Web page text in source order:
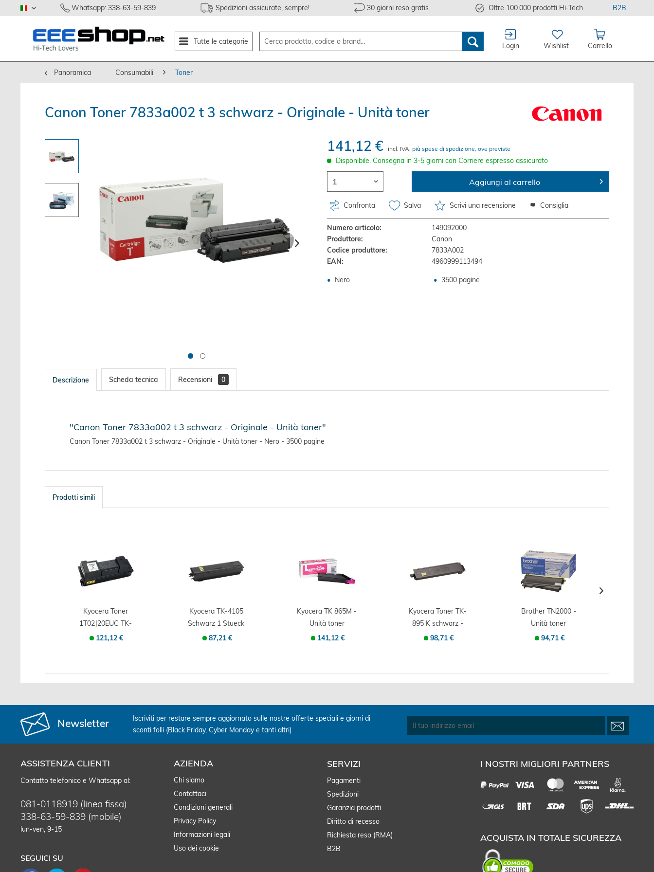
italiano Whatsapp: 338-63-59-839 Spedizioni assicurate, sempre! 30 giorni reso gratis Oltre 100.000 prodotti Hi-Tech B2B
Tutte le categorie
Login Wishlist Carrello
Panoramica Consumabili Toner
Canon Toner 7833a002 t 3 schwarz - Originale - Unità toner
141,12 €
incl. IVA, più spese di spedizione, ove previste
Disponibile. Consegna in 3-5 giorni con Corriere espresso assicurato
Aggiungi al carrello
Confronta Salva Scrivi una recensione Consiglia
Numero articolo:
149092000
Produttore:
Canon
Codice produttore:
7833A002
EAN:
4960999113494
Nero 3500 pagine
Descrizione Scheda tecnica Recensioni 0
"Canon Toner 7833a002 t 3 schwarz - Originale - Unità toner"
Canon Toner 7833a002 t 3 schwarz - Originale - Unità toner - Nero - 3500 pagine
Prodotti simili
Kyocera Toner
1T02J20EUC TK-
360 20 schwarz -...
121,12 €
Kyocera TK-4105
Schwarz 1 Stueck
e - Originale...
87,21 €
Kyocera TK 865M -
Unità toner
Originale -...
141,12 €
Kyocera Toner TK-
895 K schwarz -
Originale -...
98,71 €
Brother TN2000 -
Unità toner
Originale - Nero -...
94,71 €
Newsletter
Iscriviti per restare sempre aggiornato sulle nostre offerte speciali e giorni di
sconti folli (Black Friday, Cyber Monday e tanti altri)
ASSISTENZA CLIENTI
Contatto telefonico e Whatsapp al:
081-0118919 (linea fissa)
338-63-59-839 (mobile)
lun-ven, 9-15
SEGUICI SU
AZIENDA
Chi siamo
Contattaci
Condizioni generali
Privacy Policy
Informazioni legali
Uso dei cookie
SERVIZI
Pagamenti
Spedizioni
Garanzia prodotti
Diritto di recesso
Richiesta reso (RMA)
B2B
I NOSTRI MIGLIORI PARTNERS
ACQUISTA IN TOTALE SICUREZZA